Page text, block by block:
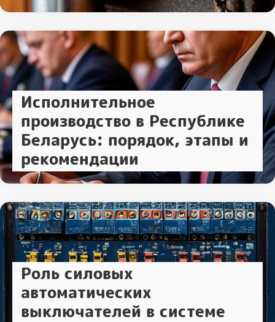
Исполнительное
производство в Республике
Беларусь: порядок, этапы и
рекомендации
Роль силовых
автоматических
выключателей в системе